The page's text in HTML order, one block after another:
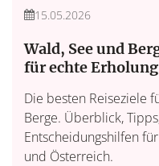
15.05.2026
Wald, See und
für echte Erholung
Die besten Reiseziele
Berge. Überblick,
Entscheidungshilfen
und Österreich.